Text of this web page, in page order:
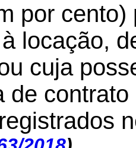
por
locação,
cuja
de